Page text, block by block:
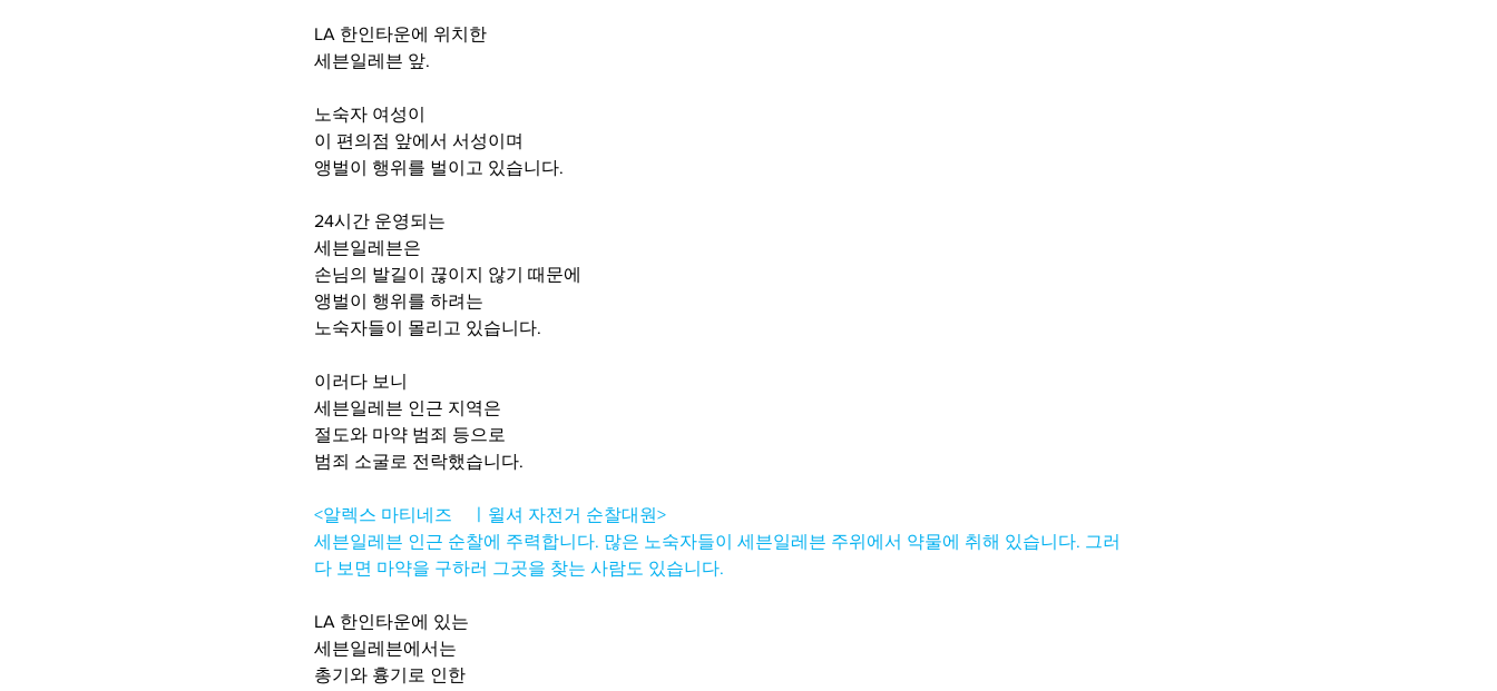
LA 한인타운에 위치한
세븐일레븐 앞.
노숙자 여성이
이 편의점 앞에서 서성이며
앵벌이 행위를 벌이고 있습니다.
24시간 운영되는
세븐일레븐은
손님의 발길이 끊이지 않기 때문에
앵벌이 행위를 하려는
노숙자들이 몰리고 있습니다.
이러다 보니
세븐일레븐 인근 지역은
절도와 마약 범죄 등으로
범죄 소굴로 전락했습니다.
<알렉스 마티네즈    ㅣ윌셔 자전거 순찰대원>
세븐일레븐 인근 순찰에 주력합니다. 많은 노숙자들이 세븐일레븐 주위에서 약물에 취해 있습니다. 그러
다 보면 마약을 구하러 그곳을 찾는 사람도 있습니다.
LA 한인타운에 있는
세븐일레븐에서는
총기와 흉기로 인한